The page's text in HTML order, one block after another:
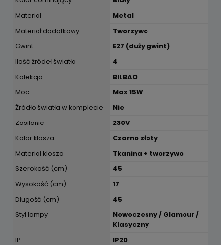
Materiał
Metal
Materiał dodatkowy
Tworzywo
Gwint
E27 (duży gwint)
Ilość źródeł światła
4
Kolekcja
BILBAO
Moc
Max 15W
Źródło światła w komplecie
Nie
Zasilanie
230V
Kolor klosza
Czarno złoty
Materiał klosza
Tkanina + tworzywo
Szerokość (cm)
45
Wysokość (cm)
17
Długość (cm)
45
Styl lampy
Nowoczesny / Glamour /
Klasyczny
IP
IP20